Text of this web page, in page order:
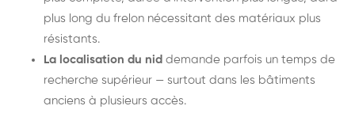
plus long du frelon nécessitant des matériaux plus
résistants.
La localisation du nid demande parfois un temps de
recherche supérieur — surtout dans les bâtiments
anciens à plusieurs accès.